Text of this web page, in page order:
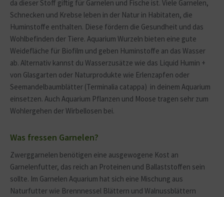
da dieser Stoff giftig für Garnelen und Fische ist. Viele Garnelen,
Schnecken und Krebse leben in der Natur in Habitaten, die
Huminstoffe enthalten. Diese fördern die Gesundheit und das
Wohlbefinden der Tiere. Aquarium Wurzeln bieten eine gute
Weidefläche für Biofilm und geben Huminstoffe an das Wasser
ab. Alternativ kannst du Wasserzusätze wie das Liquid Humin +
von Glasgarten oder Naturprodukte wie Erlenzapfen oder
Seemandelbaumblätter (Terminalia catappa) in deinem Aquarium
einsetzen. Auch Aquarium Pflanzen und Moose tragen sehr zum
Wohlergehen der Wirbellosen bei.
Was fressen Garnelen?
Zwerggarnelen benötigen eine ausgewogene Kost an
Garnelenfutter, das reich an Proteinen und Ballaststoffen sein
sollte. Im Garnelen Aquarium hat sich eine Mischung aus
Naturfutter wie Brennnessel Blättern und Walnussblättern